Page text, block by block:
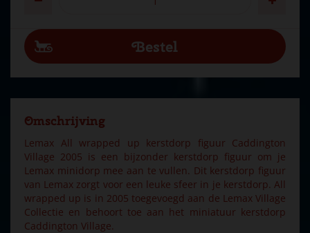
Omschrijving
Lemax All wrapped up kerstdorp figuur Caddington
Village 2005 is een bijzonder kerstdorp figuur om je
Lemax minidorp mee aan te vullen. Dit kerstdorp figuur
van Lemax zorgt voor een leuke sfeer in je kerstdorp. All
wrapped up is in 2005 toegevoegd aan de Lemax Village
Collectie en behoort toe aan het miniatuur kerstdorp
Caddington Village.